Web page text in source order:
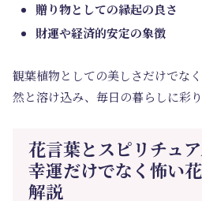
贈り物としての縁起の良さ
財運や経済的安定の象徴
観葉植物としての美しさだけでな
然と溶け込み、毎日の暮らしに彩り
花言葉とスピリチュ
幸運だけでなく怖い
解説